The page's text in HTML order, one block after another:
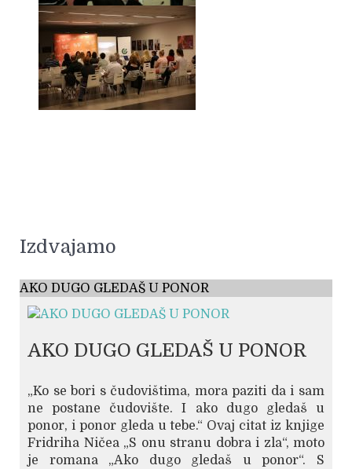
Izdvajamo
AKO DUGO GLEDAŠ U PONOR
AKO DUGO GLEDAŠ U PONOR
„Ko se bori s čudovištima, mora paziti da i sam
ne postane čudovište. I ako dugo gledaš u
ponor, i ponor gleda u tebe.“ Ovaj citat iz knjige
Fridriha Ničea „S onu stranu dobra i zla“, moto
je romana „Ako dugo gledaš u ponor“. S